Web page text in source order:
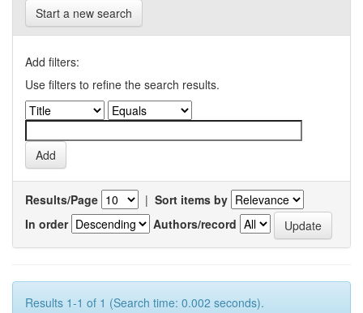
Start a new search
Add filters:
Use filters to refine the search results.
Results/Page | Sort items by
In order
Authors/record
Results 1-1 of 1 (Search time: 0.002 seconds).